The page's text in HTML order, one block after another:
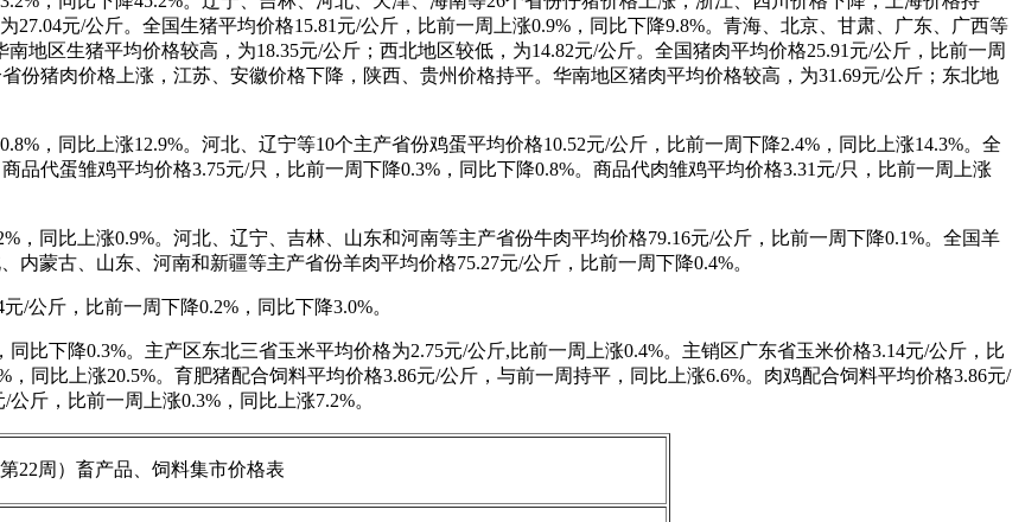
元/公斤。全国生猪平均价格15.81元/公斤，比前一周上涨0.9%，同比下降9.8%。青海、北京、甘肃、广东、广西等
地区生猪平均价格较高，为18.35元/公斤；西北地区较低，为14.82元/公斤。全国猪肉平均价格25.91元/公斤，比前一周
份猪肉价格上涨，江苏、安徽价格下降，陕西、贵州价格持平。华南地区猪肉平均价格较高，为31.69元/公斤；东北地
，同比上涨12.9%。河北、辽宁等10个主产省份鸡蛋平均价格10.52元/公斤，比前一周下降2.4%，同比上涨14.3%。全
品代蛋雏鸡平均价格3.75元/只，比前一周下降0.3%，同比下降0.8%。商品代肉雏鸡平均价格3.31元/只，比前一周上涨
，同比上涨0.9%。河北、辽宁、吉林、山东和河南等主产省份牛肉平均价格79.16元/公斤，比前一周下降0.1%。全国羊
内蒙古、山东、河南和新疆等主产省份羊肉平均价格75.27元/公斤，比前一周下降0.4%。
/公斤，比前一周下降0.2%，同比下降3.0%。
比下降0.3%。主产区东北三省玉米平均价格为2.75元/公斤,比前一周上涨0.4%。主销区广东省玉米价格3.14元/公斤，比
同比上涨20.5%。育肥猪配合饲料平均价格3.86元/公斤，与前一周持平，同比上涨6.6%。肉鸡配合饲料平均价格3.86元/
斤，比前一周上涨0.3%，同比上涨7.2%。
22周）畜产品、饲料集市价格表